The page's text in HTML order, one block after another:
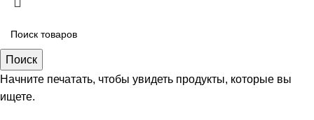
Поиск
Начните печатать, чтобы увидеть продукты, которые вы
ищете.